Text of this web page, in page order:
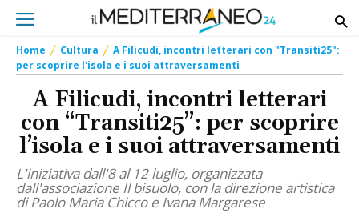
Home Cultura
A Filicudi, incontri letterari con "Transiti25":
per scoprire l'isola e i suoi attraversamenti
A Filicudi, incontri letterari
con “Transiti25”: per scoprire
l’isola e i suoi attraversamenti
L'iniziativa dall'8 al 12 luglio, organizzata
dall'associazione Il bisuolo, con la direzione artistica
di Paolo Maria Chicco e Ivana Margarese